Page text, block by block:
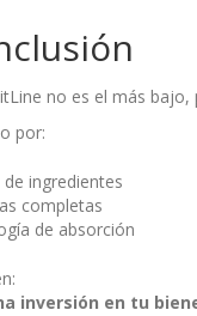
no es el más
por:
de ingredientes
completas
de absorción
inversión en tu